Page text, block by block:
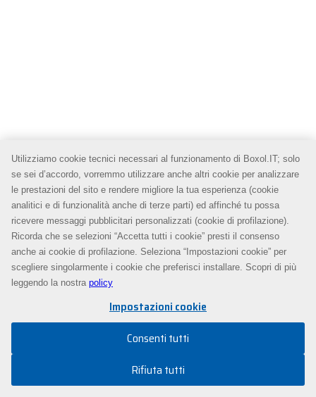
Utilizziamo cookie tecnici necessari al funzionamento di Boxol.IT; solo
se sei d’accordo, vorremmo utilizzare anche altri cookie per analizzare
le prestazioni del sito e rendere migliore la tua esperienza (cookie
analitici e di funzionalità anche di terze parti) ed affinché tu possa
ricevere messaggi pubblicitari personalizzati (cookie di profilazione).
Ricorda che se selezioni “Accetta tutti i cookie” presti il consenso
anche ai cookie di profilazione. Seleziona “Impostazioni cookie” per
scegliere singolarmente i cookie che preferisci installare. Scopri di più
leggendo la nostra policy
Impostazioni cookie
Consenti tutti
Rifiuta tutti